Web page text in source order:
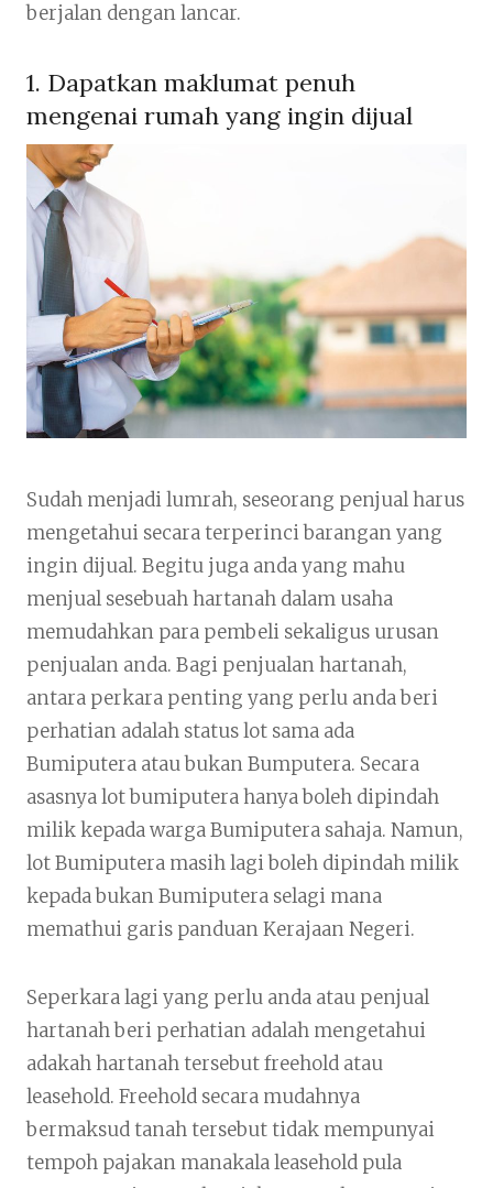
berjalan dengan lancar.
1. Dapatkan maklumat penuh
mengenai rumah yang ingin dijual
Sudah menjadi lumrah, seseorang penjual harus
mengetahui secara terperinci barangan yang
ingin dijual. Begitu juga anda yang mahu
menjual sesebuah hartanah dalam usaha
memudahkan para pembeli sekaligus urusan
penjualan anda. Bagi penjualan hartanah,
antara perkara penting yang perlu anda beri
perhatian adalah status lot sama ada
Bumiputera atau bukan Bumputera. Secara
asasnya lot bumiputera hanya boleh dipindah
milik kepada warga Bumiputera sahaja. Namun,
lot Bumiputera masih lagi boleh dipindah milik
kepada bukan Bumiputera selagi mana
memathui garis panduan Kerajaan Negeri.
Seperkara lagi yang perlu anda atau penjual
hartanah beri perhatian adalah mengetahui
adakah hartanah tersebut freehold atau
leasehold. Freehold secara mudahnya
bermaksud tanah tersebut tidak mempunyai
tempoh pajakan manakala leasehold pula